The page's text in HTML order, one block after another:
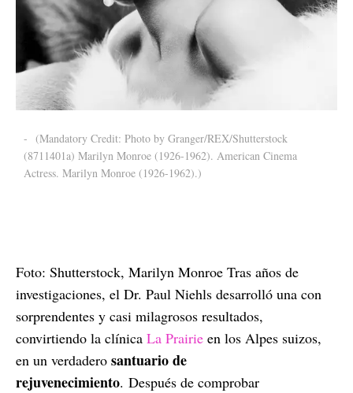
- (Mandatory Credit: Photo by Granger/REX/Shutterstock
(8711401a) Marilyn Monroe (1926-1962). American Cinema
Actress. Marilyn Monroe (1926-1962).)
Foto: Shutterstock, Marilyn Monroe Tras años de
investigaciones, el Dr. Paul Niehls desarrolló una con
sorprendentes y casi milagrosos resultados,
convirtiendo la clínica La Prairie en los Alpes suizos,
en un verdadero santuario de
rejuvenecimiento. Después de comprobar